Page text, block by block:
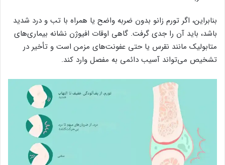
بنابراین، اگر تورم زانو بدون ضربه واضح یا همراه با تب و درد شدید
باشد، باید آن را جدی گرفت. گاهی اوقات افیوژن نشانه بیماری‌های
متابولیک مانند نقرس یا حتی عفونت‌های مزمن است و تأخیر در
تشخیص می‌تواند آسیب دائمی به مفصل وارد کند.